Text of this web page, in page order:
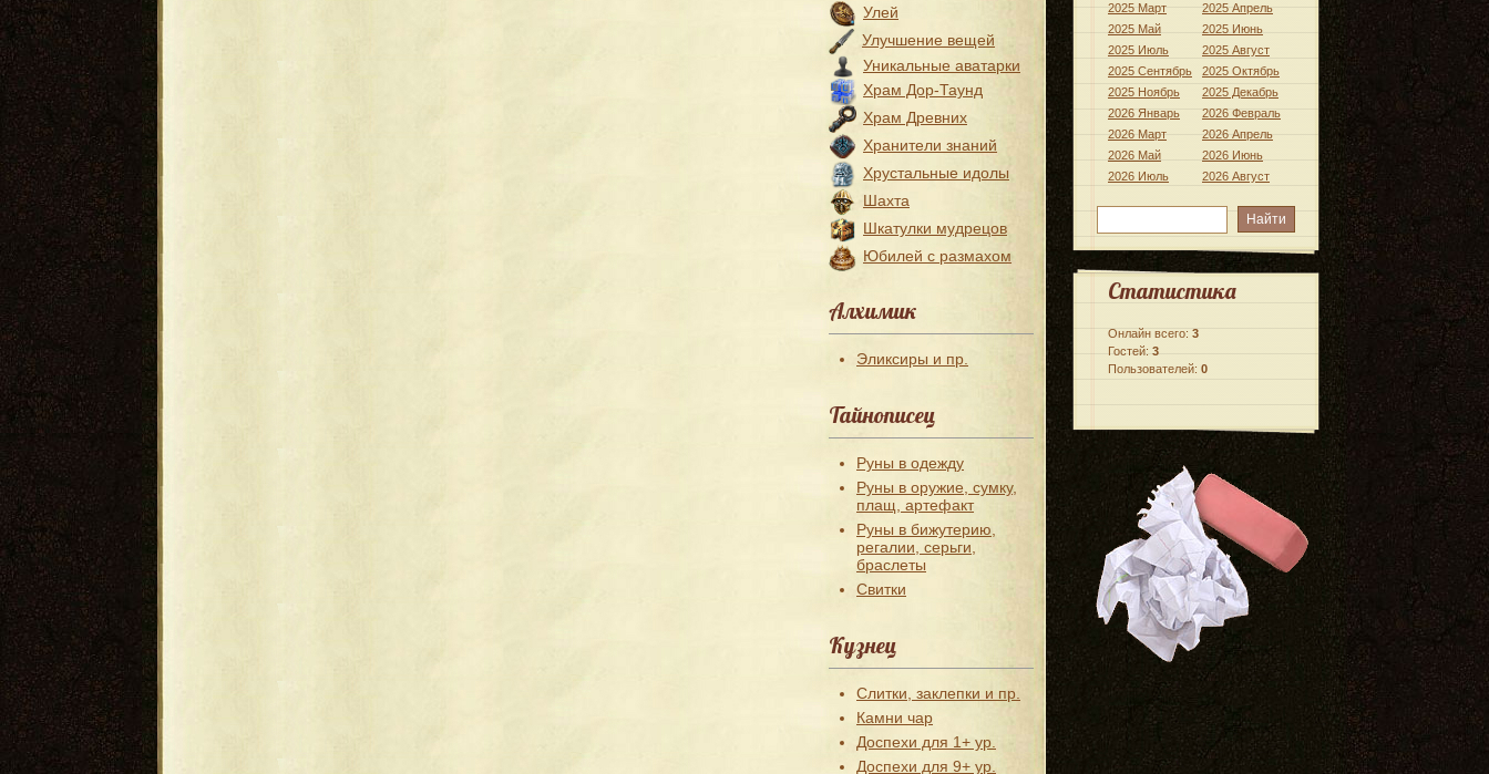
Улей
Улучшение вещей
Уникальные аватарки
Храм Дор-Таунд
Храм Древних
Хранители знаний
Хрустальные идолы
Шахта
Шкатулки мудрецов
Юбилей с размахом
Алхимик
Эликсиры и пр.
Тайнописец
Руны в одежду
Руны в оружие, сумку,
плащ, артефакт
Руны в бижутерию,
регалии, серьги,
браслеты
Свитки
Кузнец
Слитки, заклепки и пр.
Камни чар
Доспехи для 1+ ур.
Доспехи для 9+ ур.
2025 Март
2025 Апрель
2025 Май
2025 Июнь
2025 Июль
2025 Август
2025 Сентябрь
2025 Октябрь
2025 Ноябрь
2025 Декабрь
2026 Январь
2026 Февраль
2026 Март
2026 Апрель
2026 Май
2026 Июнь
2026 Июль
2026 Август
Статистика
Онлайн всего: 3
Гостей: 3
Пользователей: 0